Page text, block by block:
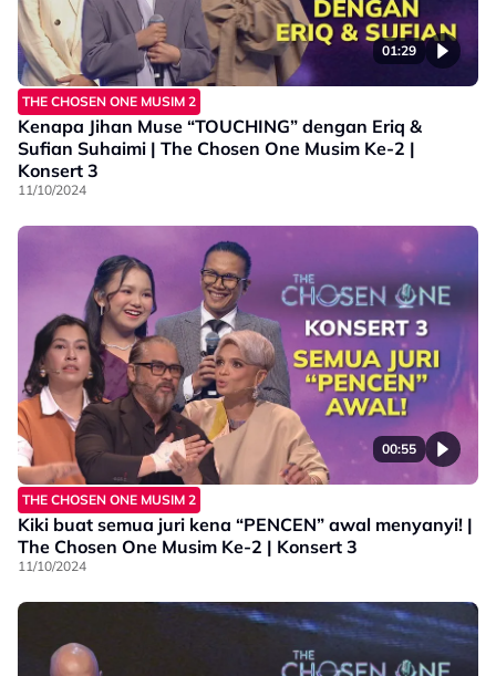
01:29
THE CHOSEN ONE MUSIM 2
Kenapa Jihan Muse “TOUCHING” dengan Eriq &
Sufian Suhaimi | The Chosen One Musim Ke-2 |
Konsert 3
11/10/2024
00:55
THE CHOSEN ONE MUSIM 2
Kiki buat semua juri kena “PENCEN” awal menyanyi! |
The Chosen One Musim Ke-2 | Konsert 3
11/10/2024